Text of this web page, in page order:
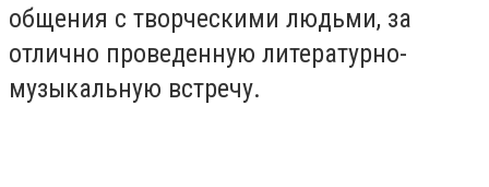
общения с творческими людьми, за
отлично проведенную литературно-
музыкальную встречу.